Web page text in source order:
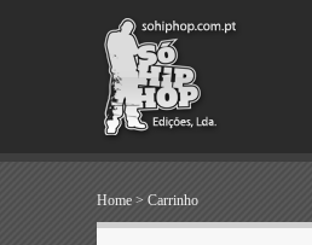
Home > Carrinho